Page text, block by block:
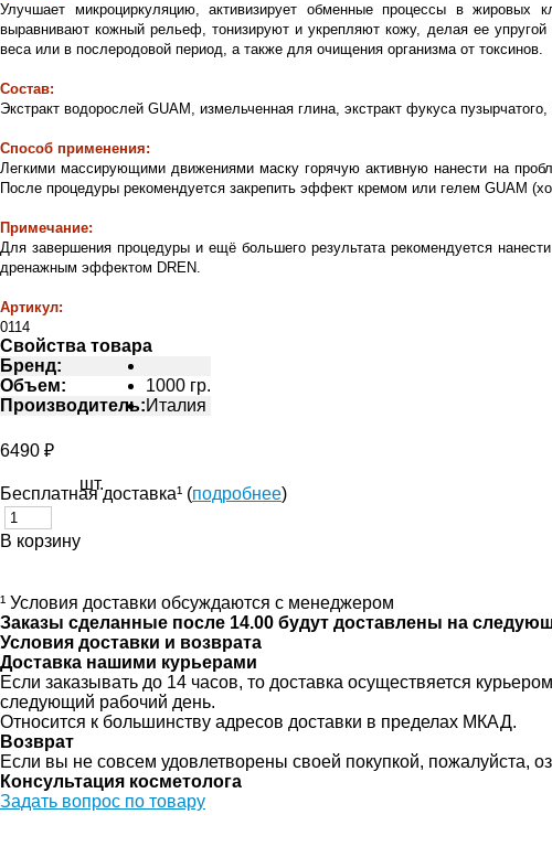
Улучшает микроциркуляцию, активизирует обменные процессы в
выравнивают кожный рельеф, тонизируют и укрепляют кожу, делая ее
веса или в послеродовой период, а также для очищения организма от токсинов.
Состав:
Экстракт водорослей GUAM, измельченная глина, экстракт фукуса
Способ применения:
Легкими массирующими движениями маску горячую активную нанести на
После процедуры рекомендуется закрепить эффект кремом или гелем GUAM
Примечание:
Для завершения процедуры и ещё большего результата рекомендуется
дренажным эффектом DREN.
Артикул:
0114
Свойства товара
Бренд:
Объем:
1000 гр.
Производитель:Италия
6490 ₽
Бесплатная доставка¹ (подробнее)
шт.
В корзину
¹ Условия доставки обсуждаются с менеджером
Заказы сделанные после 14.00 будут доставлены на
Условия доставки и возврата
Доставка нашими курьерами
Если заказывать до 14 часов, то доставка осуществяется
следующий рабочий день.
Относится к большинству адресов доставки в пределах МКАД.
Возврат
Если вы не совсем удовлетворены своей покупкой, пожалуйста,
Консультация косметолога
Задать вопрос по товару